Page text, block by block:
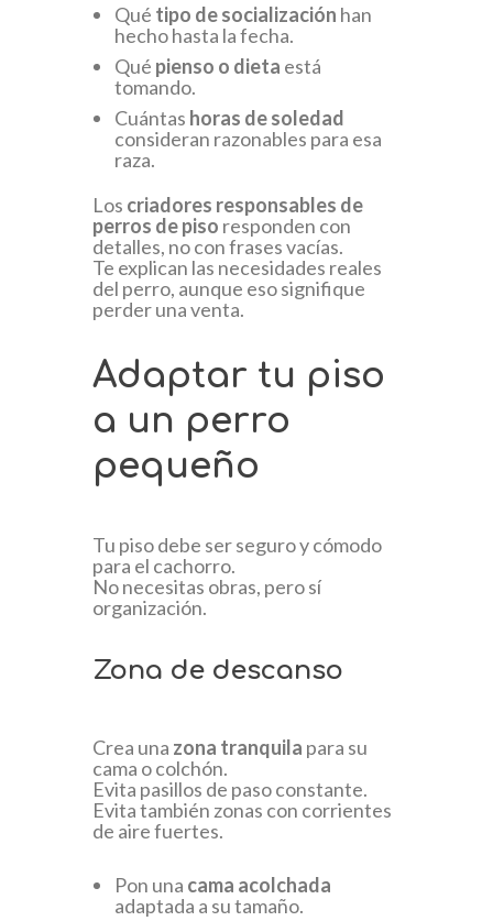
Qué tipo de socialización han
hecho hasta la fecha.
Qué pienso o dieta está
tomando.
Cuántas horas de soledad
consideran razonables para esa
raza.
Los criadores responsables de
perros de piso responden con
detalles, no con frases vacías.
Te explican las necesidades reales
del perro, aunque eso signifique
perder una venta.
Adaptar tu piso
a un perro
pequeño
Tu piso debe ser seguro y cómodo
para el cachorro.
No necesitas obras, pero sí
organización.
Zona de descanso
Crea una zona tranquila para su
cama o colchón.
Evita pasillos de paso constante.
Evita también zonas con corrientes
de aire fuertes.
Pon una cama acolchada
adaptada a su tamaño.